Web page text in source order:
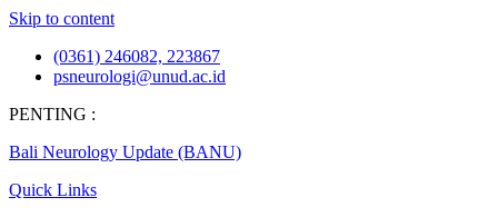
Skip to content
(0361) 246082, 223867
psneurologi@unud.ac.id
PENTING :
Bali Neurology Update (BANU)
Quick Links